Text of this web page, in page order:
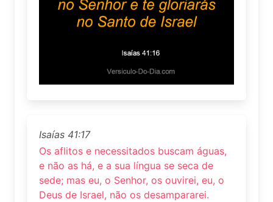
Isaías 41:17
Os aflitos e necessitados buscam águas,
e não as há, e a sua língua se seca de
sede; mas eu, o Senhor, os ouvirei, eu, o
Deus de Israel, não os desampararei.